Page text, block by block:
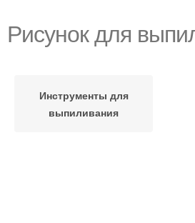
Рисунок для
Инструменты для
выпиливания